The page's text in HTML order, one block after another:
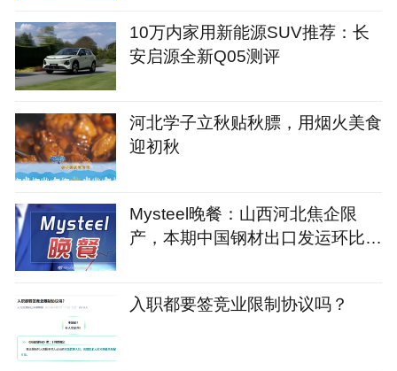
10万内家用新能源SUV推荐：长
安启源全新Q05测评
河北学子立秋贴秋膘，用烟火美食
迎初秋
Mysteel晚餐：山西河北焦企限
产，本期中国钢材出口发运环比增
入职都要签竞业限制协议吗？